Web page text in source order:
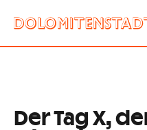
Der Tag X,